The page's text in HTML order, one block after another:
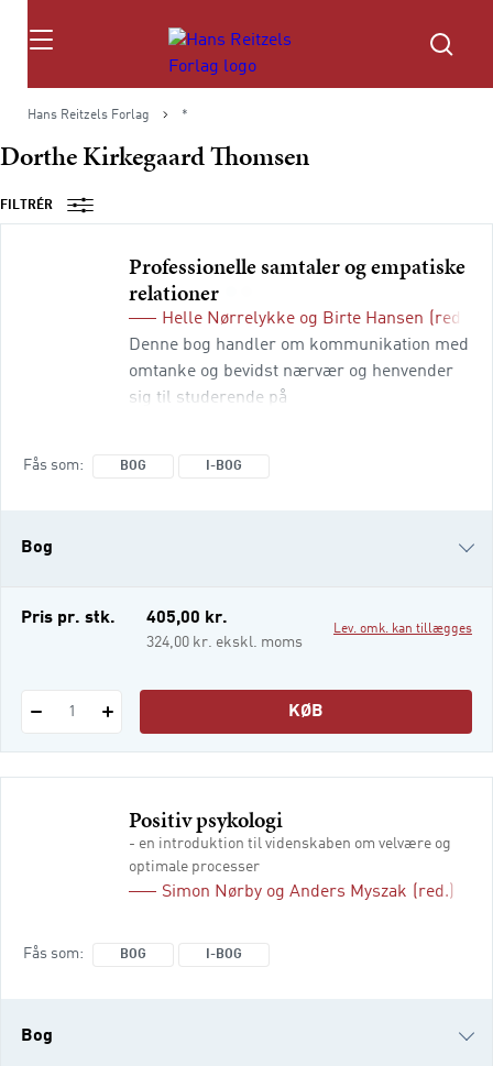
Søg
Hans Reitzels Forlag *
Dorthe Kirkegaard Thomsen
FILTRÉR
Professionelle samtaler og empatiske
relationer
Helle Nørrelykke og Birte Hansen
(red.)
Denne bog handler om kommunikation med
omtanke og bevidst nærvær og henvender
sig til studerende på
Socialarbejdere arbejder i forskellige
organisationer
Fås som BOG I-BOG
Bog
i-bog
Pris pr. stk. 405,00 kr.
324,00 kr. ekskl. moms
Lev. omk. kan tillægges
1 KØB
Positiv psykologi
- en introduktion til videnskaben om velvære og
optimale processer
Simon Nørby og Anders Myszak (red.)
Fås som BOG I-BOG
Bog